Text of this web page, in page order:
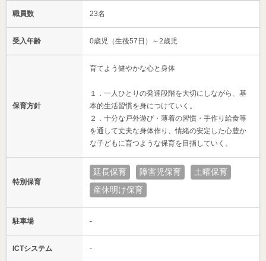
職員数 23名
受入年齢 0歳児（生後57日）～2歳児
保育方針
育てよう健やかな心と身体
１．一人ひとりの発達段階を大切にしながら、基
本的生活習慣を身につけていく。
２．十分な戸外遊び・薄着の習慣・手作り給食等
を通して丈夫な身体作り、情緒の安定した心豊か
な子どもに育つような保育を目指していく。
特別保育
延長保育 障害児保育
土曜保育
産休明け保育
駐車場 -
ICTシステム -